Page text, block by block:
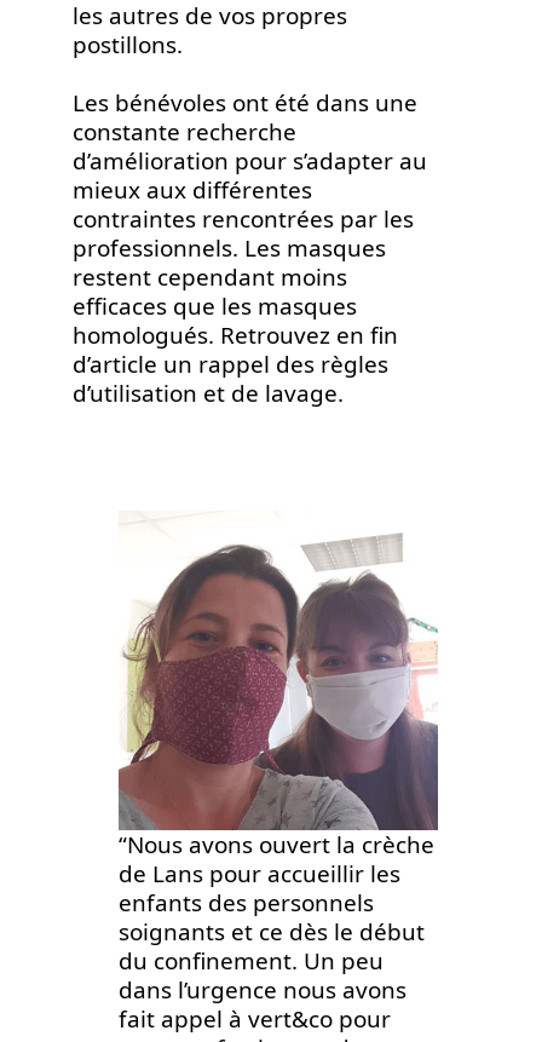
les autres de vos propres
postillons.
Les bénévoles ont été dans une
constante recherche
d’amélioration pour s’adapter au
mieux aux différentes
contraintes rencontrées par les
professionnels. Les masques
restent cependant moins
efficaces que les masques
homologués. Retrouvez en fin
d’article un rappel des règles
d’utilisation et de lavage.
“Nous avons ouvert la crèche
de Lans pour accueillir les
enfants des personnels
soignants et ce dès le début
du confinement. Un peu
dans l’urgence nous avons
fait appel à vert&co pour